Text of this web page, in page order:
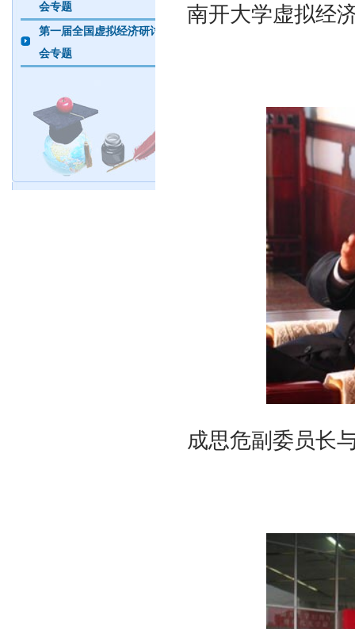
会专题
第一届全国虚拟经济研讨
会专题
南开大学虚拟经
成思危副委员长